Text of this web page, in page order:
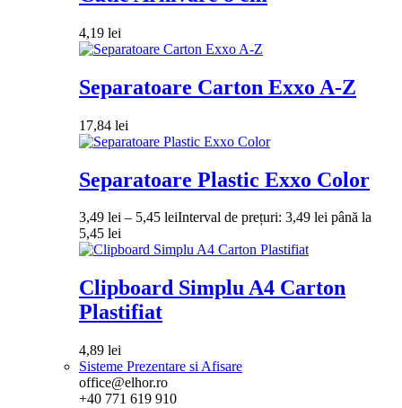
4,19 lei
Separatoare Carton Exxo A-Z
17,84 lei
Separatoare Plastic Exxo Color
3,49 lei – 5,45 leiInterval de prețuri: 3,49 lei până la
5,45 lei
Clipboard Simplu A4 Carton
Plastifiat
4,89 lei
Sisteme Prezentare si Afisare
office@elhor.ro
+40 771 619 910